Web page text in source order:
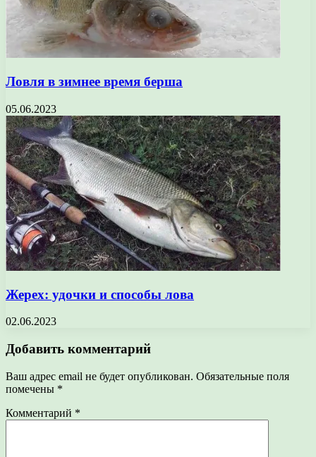
Ловля в зимнее время берша
05.06.2023
Жерех: удочки и способы лова
02.06.2023
Добавить комментарий
Ваш адрес email не будет опубликован. Обязательные поля
помечены *
Комментарий *